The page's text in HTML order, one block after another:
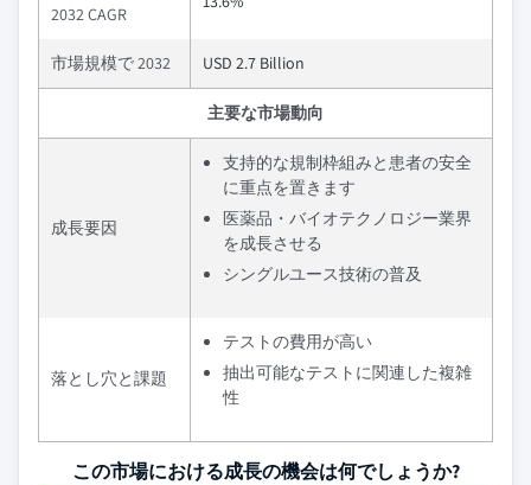
2032 CAGR
市場規模で 2032 USD 2.7 Billion
主要な市場動向
成長要因
支持的な規制枠組みと患者の安全
に重点を置きます
医薬品・バイオテクノロジー業界
を成長させる
シングルユース技術の普及
落とし穴と課題
テストの費用が高い
抽出可能なテストに関連した複雑
性
この市場における成長の機会は何でしょうか?